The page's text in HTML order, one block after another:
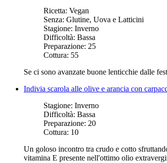
Ricetta: Vegan
Senza: Glutine, Uova e Latticini
Stagione: Inverno
Difficoltà: Bassa
Preparazione: 25
Cottura: 55
Se ci sono avanzate buone lenticchie dalle
Indivia scarola alle olive e arancia con
Stagione: Inverno
Difficoltà: Bassa
Preparazione: 20
Cottura: 10
Un goloso incontro tra crudo e cotto
vitamina E presente nell'ottimo olio